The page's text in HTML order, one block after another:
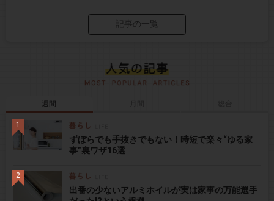
記事の一覧
週間
ずぼらでも手抜きでもない！時短で楽々“ゆる家
事”裏ワザ16選
出番の少ないアルミホイルが実は家事の万能選手